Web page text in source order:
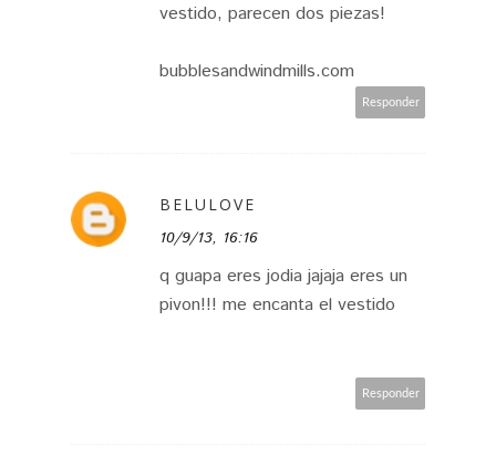
vestido, parecen dos piezas!
bubblesandwindmills.com
Responder
BELULOVE
10/9/13, 16:16
q guapa eres jodia jajaja eres un
pivon!!! me encanta el vestido
Responder